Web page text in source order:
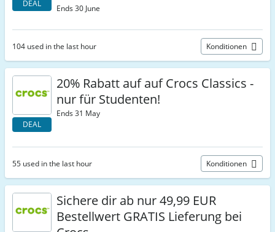
DEAL Ends 30 June
104 used in the last hour Konditionen
DEAL
20% Rabatt auf auf Crocs Classics -
nur für Studenten!
Ends 31 May
55 used in the last hour Konditionen
Sichere dir ab nur 49,99 EUR
Bestellwert GRATIS Lieferung bei